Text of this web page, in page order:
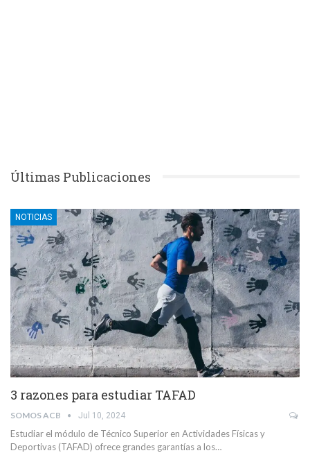
Últimas Publicaciones
NOTICIAS
3 razones para estudiar TAFAD
SOMOS ACB Jul 10, 2024
Estudiar el módulo de Técnico Superior en Actividades Físicas y
Deportivas (TAFAD) ofrece grandes garantías a los…